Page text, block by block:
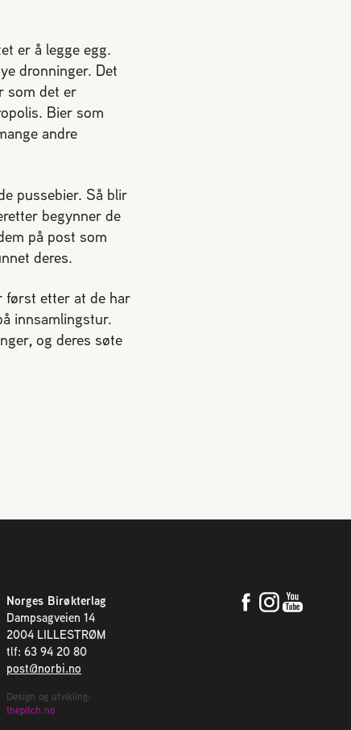
er å legge egg.
dronninger. Det
som det er
Bier som
andre
pussebier. Så blir
begynner de
på post som
deres.
først etter at de har
innsamlingstur.
og deres søte
Norges Birøkterlag
Dampsagveien 14
2004 LILLESTRØM
tlf: 63 94 20 80
post@norbi.no
Design og utvikling:
thepitch.no